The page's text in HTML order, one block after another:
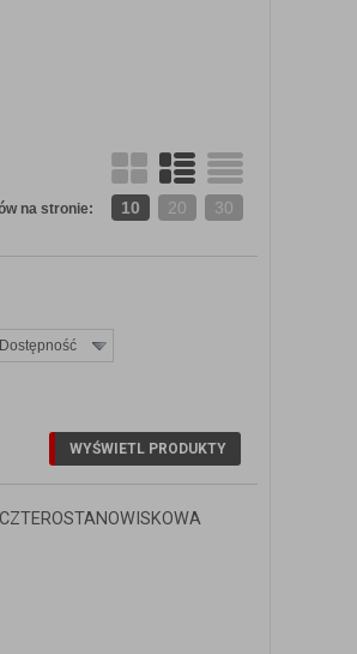
na stronie: 10 20 30
Dostępność